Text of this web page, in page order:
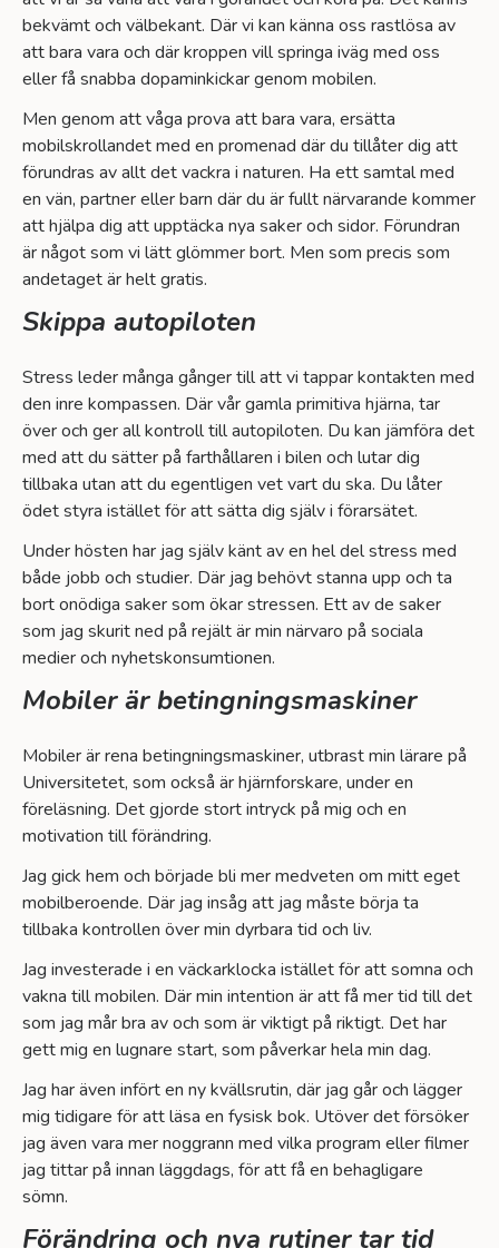
bekvämt och välbekant. Där vi kan känna oss rastlösa av
att bara vara och där kroppen vill springa iväg med oss
eller få snabba dopaminkickar genom mobilen.
Men genom att våga prova att bara vara, ersätta
mobilskrollandet med en promenad där du tillåter dig att
förundras av allt det vackra i naturen. Ha ett samtal med
en vän, partner eller barn där du är fullt närvarande kommer
att hjälpa dig att upptäcka nya saker och sidor. Förundran
är något som vi lätt glömmer bort. Men som precis som
andetaget är helt gratis.
Skippa autopiloten
Stress leder många gånger till att vi tappar kontakten med
den inre kompassen. Där vår gamla primitiva hjärna, tar
över och ger all kontroll till autopiloten. Du kan jämföra det
med att du sätter på farthållaren i bilen och lutar dig
tillbaka utan att du egentligen vet vart du ska. Du låter
ödet styra istället för att sätta dig själv i förarsätet.
Under hösten har jag själv känt av en hel del stress med
både jobb och studier. Där jag behövt stanna upp och ta
bort onödiga saker som ökar stressen. Ett av de saker
som jag skurit ned på rejält är min närvaro på sociala
medier och nyhetskonsumtionen.
Mobiler är betingningsmaskiner
Mobiler är rena betingningsmaskiner, utbrast min lärare på
Universitetet, som också är hjärnforskare, under en
föreläsning. Det gjorde stort intryck på mig och en
motivation till förändring.
Jag gick hem och började bli mer medveten om mitt eget
mobilberoende. Där jag insåg att jag måste börja ta
tillbaka kontrollen över min dyrbara tid och liv.
Jag investerade i en väckarklocka istället för att somna och
vakna till mobilen. Där min intention är att få mer tid till det
som jag mår bra av och som är viktigt på riktigt. Det har
gett mig en lugnare start, som påverkar hela min dag.
Jag har även infört en ny kvällsrutin, där jag går och lägger
mig tidigare för att läsa en fysisk bok. Utöver det försöker
jag även vara mer noggrann med vilka program eller filmer
jag tittar på innan läggdags, för att få en behagligare
sömn.
Förändring och nya rutiner tar tid